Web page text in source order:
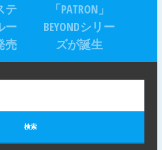
テ
ー
売
「PATRON」
BEYONDシリー
ズが誕生